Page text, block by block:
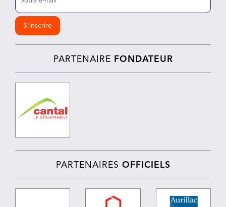
mail
(Nécessaire)
PARTENAIRE FONDATEUR
PARTENAIRES OFFICIELS